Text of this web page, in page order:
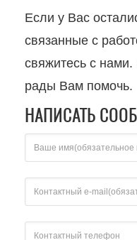
Если у Вас
связанные с
свяжитесь с
рады Вам помочь.
НАПИСАТЬ